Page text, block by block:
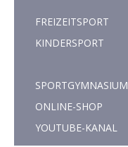
FREIZEITSPORT
KINDERSPORT
SPORTGYMNASIUM
ONLINE-SHOP
YOUTUBE-KANAL